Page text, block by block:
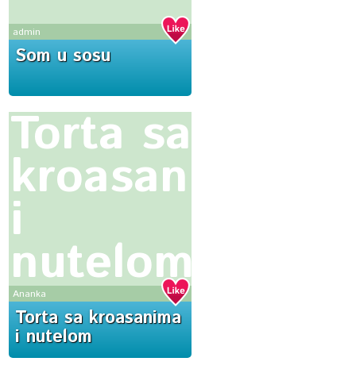
admin
Som u sosu
Torta sa
kroasanima
i
nutelom
Ananka
Torta sa kroasanima
i nutelom